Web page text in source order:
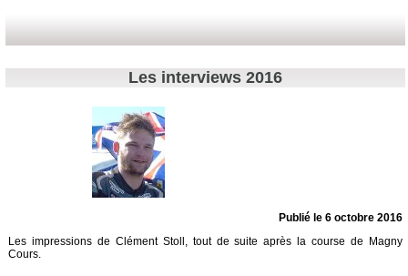
Les interviews 2016
Publié le 6 octobre 2016
Les impressions de Clément Stoll, tout de suite après la course de Magny
Cours.